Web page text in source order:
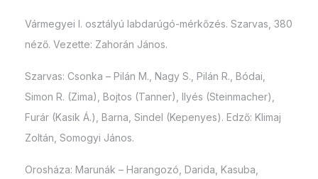
Vármegyei I. osztályú labdarúgó-mérkőzés. Szarvas, 380
néző. Vezette: Zahorán János.
Szarvas: Csonka – Pilán M., Nagy S., Pilán R., Bódai,
Simon R. (Zima), Bojtos (Tanner), Ilyés (Steinmacher),
Furár (Kasik Á.), Barna, Sindel (Kepenyes). Edző: Klimaj
Zoltán, Somogyi János.
Orosháza: Marunák – Harangozó, Darida, Kasuba,